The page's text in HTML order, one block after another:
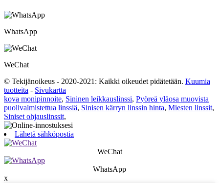
WhatsApp
WeChat
© Tekijänoikeus - 2020-2021: Kaikki oikeudet pidätetään. Kuumia
tuotteita - Sivukartta
kova monipinnoite, Sininen leikkauslinssi, Pyöreä yläosa muovista
puolivalmistettua linssiä, Sinisen kärryn linssin hinta, Miesten linssit,
Siniset ohjauslinssit,
Lähetä sähköpostia
WeChat
WhatsApp
x